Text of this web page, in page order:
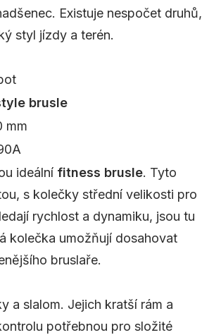
Existuje nespočet druhů,
styl jízdy a terén.
brusle
mm
ideální fitness brusle. Tyto
s kolečky střední velikosti pro
rychlost a dynamiku, jsou tu
kolečka umožňují dosahovat
bruslaře.
a slalom. Jejich kratší rám a
potřebnou pro složité